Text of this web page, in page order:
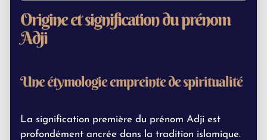
Origine et signification du prénom
Adji
Une étymologie empreinte de spiritualité
La signification première du prénom Adji est
profondément ancrée dans la tradition islamique.